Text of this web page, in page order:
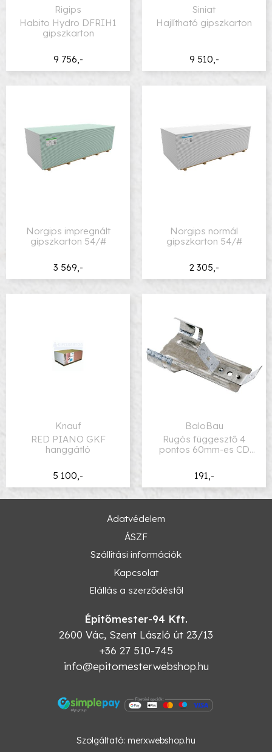
9 756,-
Rigips
Habito Hydro DFRIH1
gipszkarton
9 510,-
Siniat
Hajlítható gipszkarton
3 569,-
Norgips impregnált
gipszkarton 54/#
2 305,-
Norgips normál
gipszkarton 54/#
5 100,-
Knauf
RED PIANO GKF
hanggátló
191,-
BaloBau
Rugós függesztő 4
pontos 60mm-es CD
Adatvédelem
ÁSZF
Szállítási információk
Kapcsolat
Elállás a szerződéstől
Építőmester-94 Kft.
2600 Vác, Szent László út 23/13
+36 27 510-745
info@epitomesterwebshop.hu
Szolgáltató: merxwebshop.hu